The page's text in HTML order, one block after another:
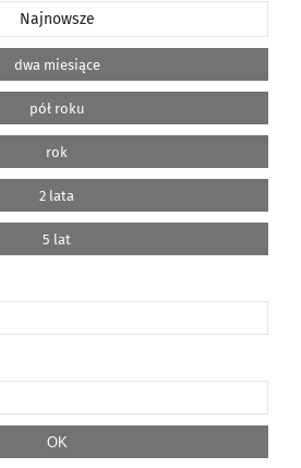
Najnowsze
dwa miesiące
pół roku
rok
2 lata
5 lat